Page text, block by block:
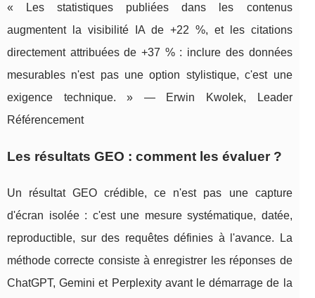
« Les statistiques publiées dans les contenus
augmentent la visibilité IA de +22 %, et les citations
directement attribuées de +37 % : inclure des données
mesurables n'est pas une option stylistique, c'est une
exigence technique. » — Erwin Kwolek, Leader
Référencement
Les résultats GEO : comment les évaluer ?
Un résultat GEO crédible, ce n'est pas une capture
d'écran isolée : c'est une mesure systématique, datée,
reproductible, sur des requêtes définies à l'avance. La
méthode correcte consiste à enregistrer les réponses de
ChatGPT, Gemini et Perplexity avant le démarrage de la